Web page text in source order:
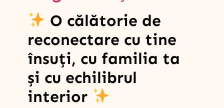
O călătorie de
reconectare cu tine
însuți, cu familia ta
și cu echilibrul
interior